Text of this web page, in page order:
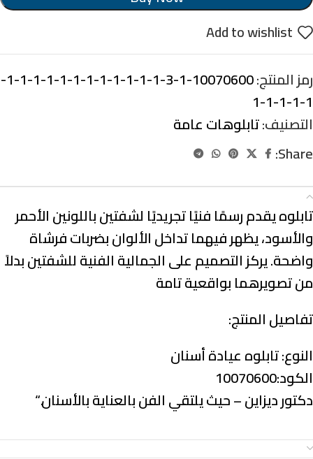
Add to wishlist
رمز المنتج:
10070600-1-3-1-1-1-1-1-1-1-1-1-1-1-1-
1-1-1-1-1
التصنيف:تابلوهات عامة
Share:
تابلوه يقدم رسمًا فنيًا تجريديًا لشفتين باللونين الأحمر
والأسود، يظهر فيهما تداخل الألوان بضربات فرشاة
واضحة. يركز التصميم على الجمالية الفنية للشفتين بدلاً
من تصويرهما بواقعية تامة
تفاصيل المنتج:
النوع:تابلوه عيادة أسنان
الكود:10070600
دكتور ديزاين – حيث يلتقي الفن بالعناية بالأسنان.“